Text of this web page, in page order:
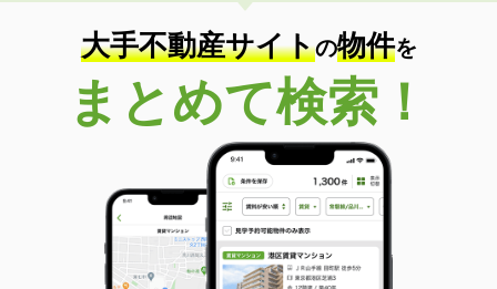
大手不動産サイトの物件を
まとめて検索！